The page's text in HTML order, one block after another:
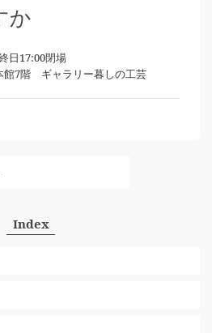
か
日17:00閉場
館7階 ギャラリー暮しの工芸
Index